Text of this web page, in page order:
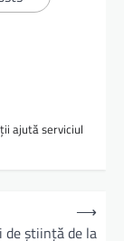
ajută serviciul
de ştiinţă de la
⟶